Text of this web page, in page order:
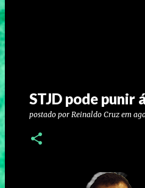
STJD pode
postado por Reinaldo Cruz em